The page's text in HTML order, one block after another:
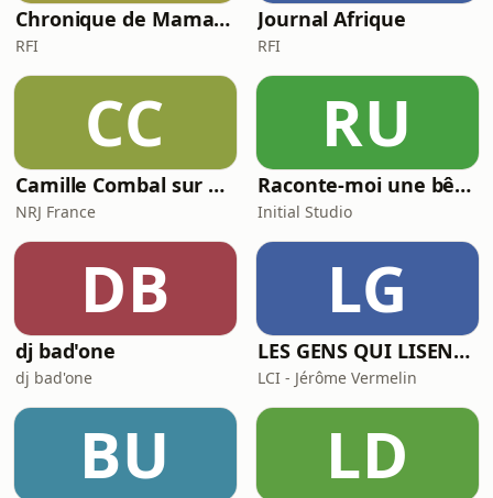
Chronique de Mamane
RFI
Journal Afrique
RFI
CC
Camille Combal sur NRJ
NRJ France
RU
Raconte-moi une bêtise
Initial Studio
DB
dj bad'one
dj bad'one
LG
LES GENS QUI LISENT SONT PLUS HEUREUX
LCI - Jérôme Vermelin
BU LD